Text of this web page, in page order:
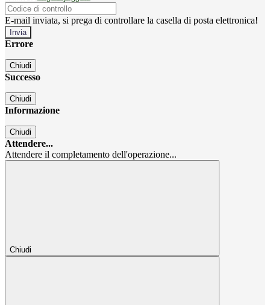
E-mail inviata, si prega di controllare la casella di posta elettronica!
Errore
Chiudi
Successo
Chiudi
Informazione
Chiudi
Attendere...
Attendere il completamento dell'operazione...
Chiudi